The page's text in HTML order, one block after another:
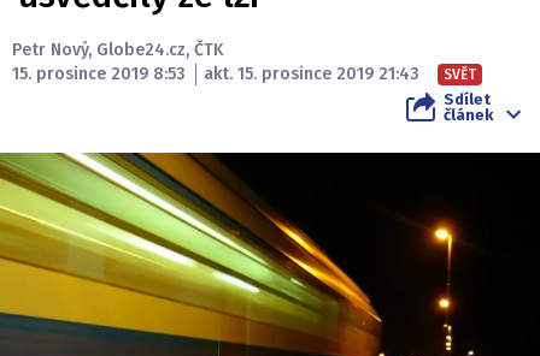
Petr Nový, Globe24.cz, ČTK
15. prosince 2019 8:53
akt. 15. prosince 2019 21:43 SVĚT
Sdílet
článek